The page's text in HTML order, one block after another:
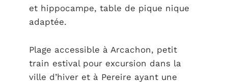
et hippocampe, table de pique nique
adaptée.
Plage accessible à Arcachon, petit
train estival pour excursion dans la
ville d’hiver et à Pereire ayant une